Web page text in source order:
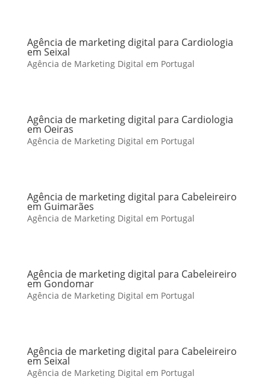
Agência de marketing digital para Cardiologia
em Seixal
Agência de Marketing Digital em Portugal
Agência de marketing digital para Cardiologia
em Oeiras
Agência de Marketing Digital em Portugal
Agência de marketing digital para Cabeleireiro
em Guimarães
Agência de Marketing Digital em Portugal
Agência de marketing digital para Cabeleireiro
em Gondomar
Agência de Marketing Digital em Portugal
Agência de marketing digital para Cabeleireiro
em Seixal
Agência de Marketing Digital em Portugal